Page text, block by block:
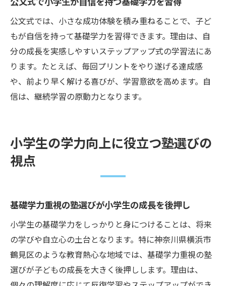
基礎学力を支える塾と家庭の学習環境
公文式学習で習慣づく自主学習のコツ
小学生の基礎学力を習慣で定着させる方法
公文式で自主学習習慣が身につく理由
基礎学力が伸びる自主学習のコツとは
小学生のやる気を引き出す公文式学習の習
訣
理由
小学生の基礎学力を守る塾通いの工夫
学力向上と生活のバランスを保つための考
え方
小学生の基礎学力と遊び時間の両立ポイン
公文式では、小さな成功体験を積み重ねることで、子ど
もが自信を持って基礎学力を習得できます。理由は、自
分の成長を実感しやすいステップアップ式の学習法にあ
ります。たとえば、毎回プリントをやり遂げる達成感
や、前より早く解ける喜びが、学習意欲を高めます。自
信は、継続学習の原動力となります。
小学生の学力向上に役立つ塾選びの
視点
基礎学力重視の塾選びが小学生の成長を後押し
小学生の基礎学力をしっかりと身につけることは、将来
の学びや自立心の土台となります。特に神奈川県横浜市
鶴見区のような教育熱心な地域では、基礎学力重視の塾
選びが子どもの成長を大きく後押しします。理由は、